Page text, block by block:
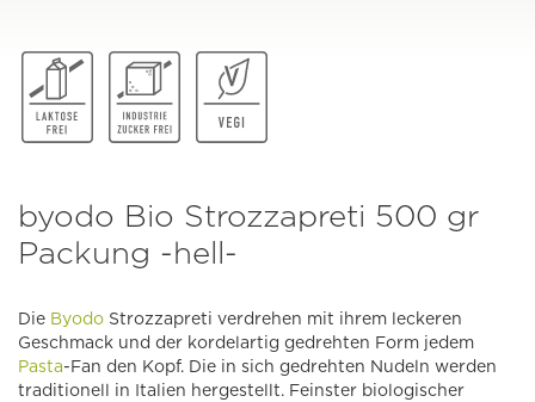
byodo Bio Strozzapreti 500 gr
Packung -hell-
Die Byodo Strozzapreti verdrehen mit ihrem leckeren
Geschmack und der kordelartig gedrehten Form jedem
Pasta-Fan den Kopf. Die in sich gedrehten Nudeln werden
traditionell in Italien hergestellt. Feinster biologischer